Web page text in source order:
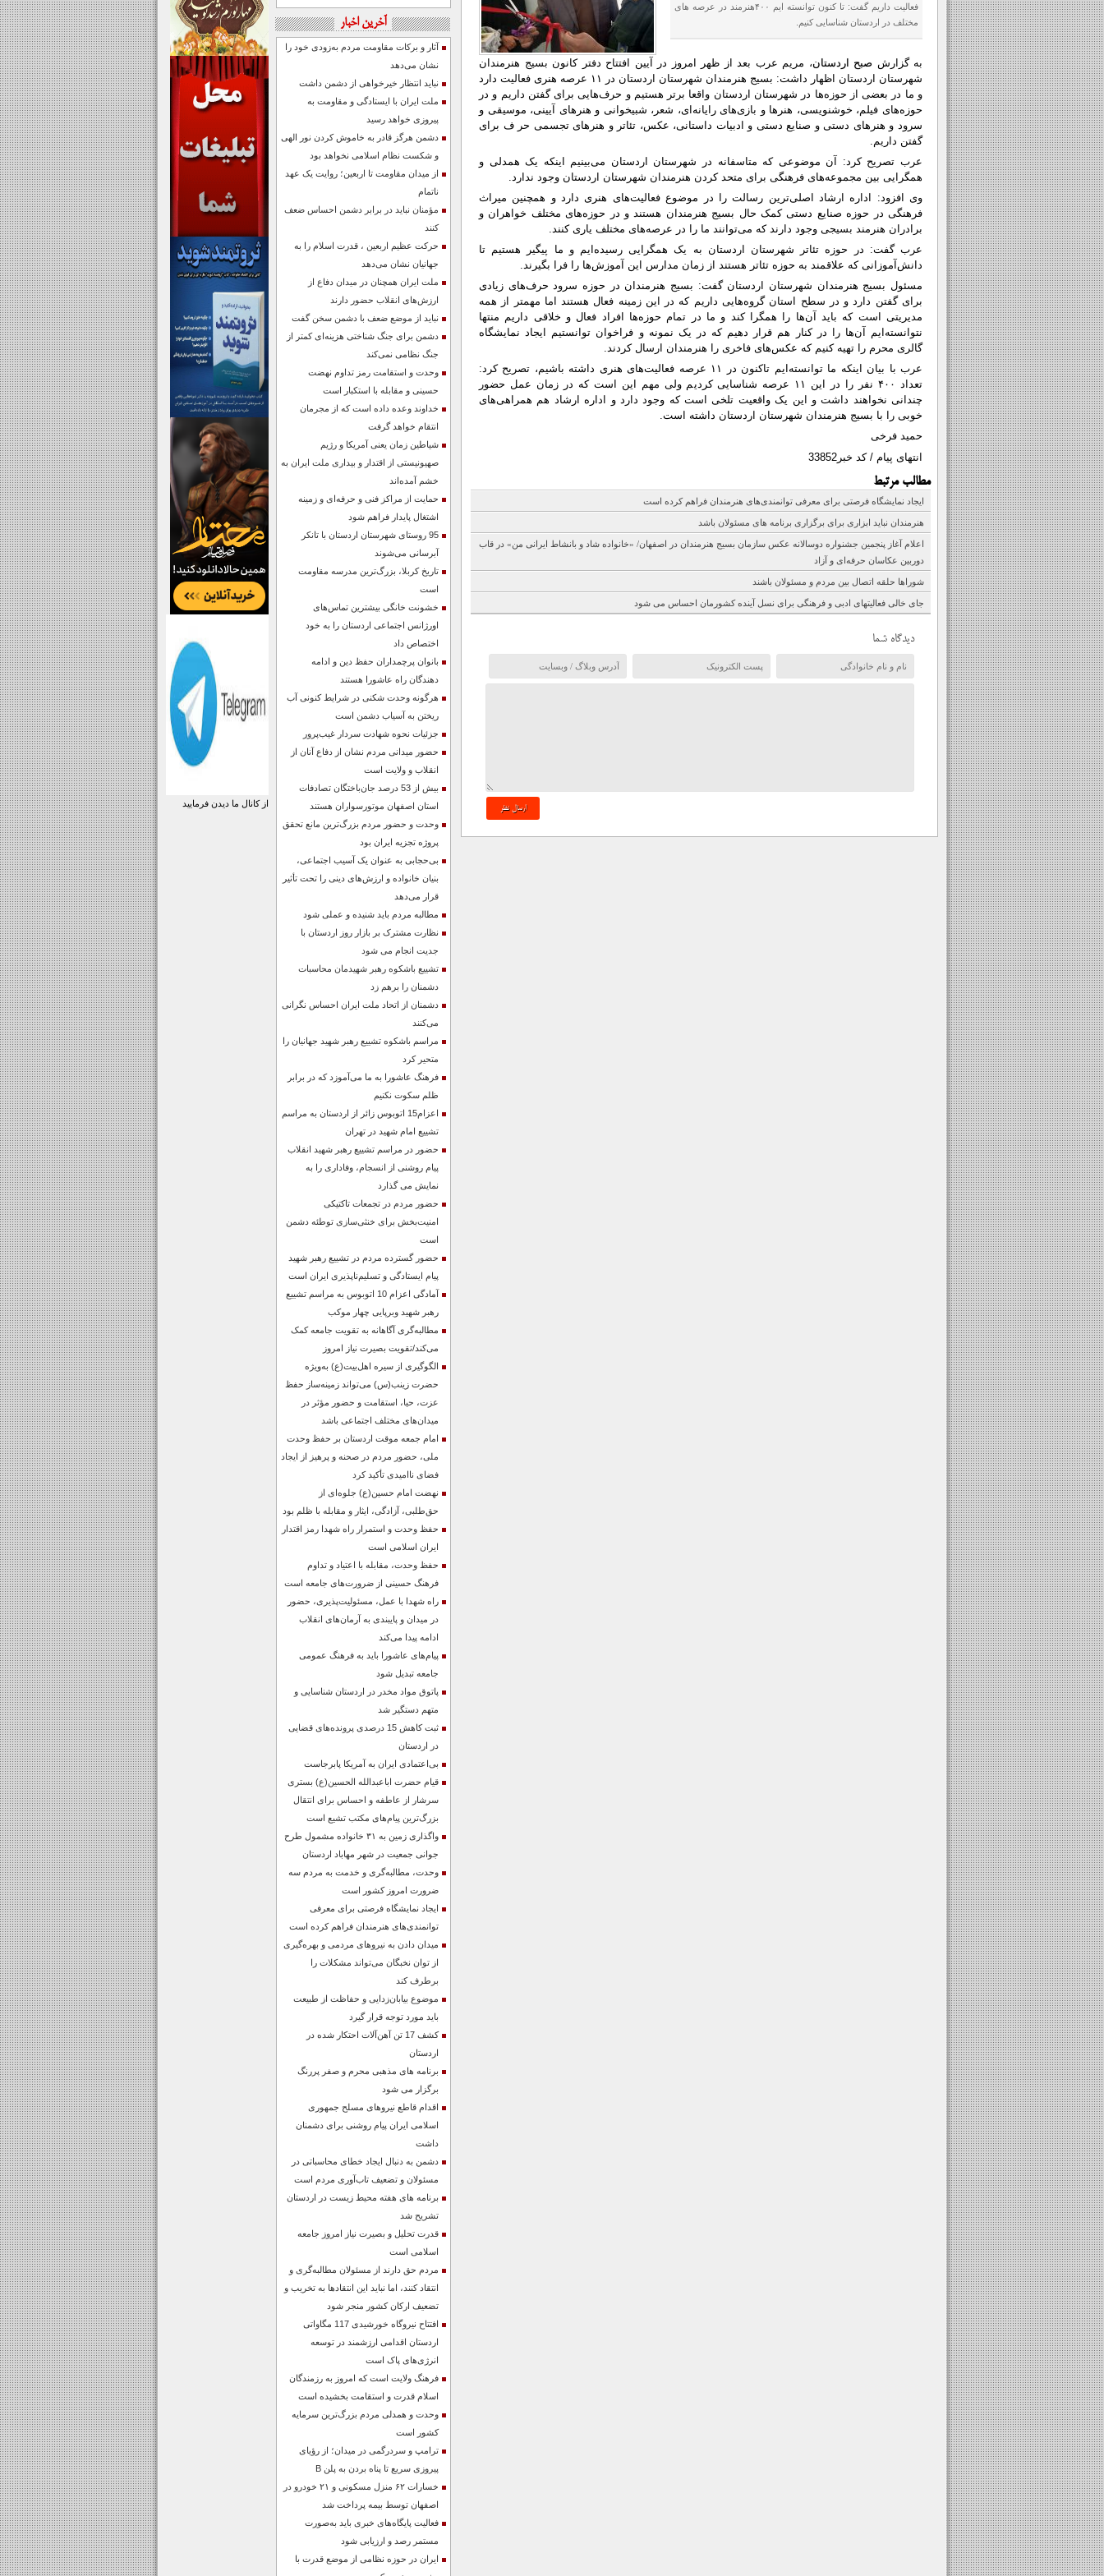
فعالیت داریم گفت: تا کنون توانسته ایم ۴۰۰هنرمند در عرصه های
مختلف در اردستان شناسایی کنیم.
به گزارش صبح اردستان، مریم عرب بعد از ظهر امروز در آیین افتتاح دفتر کانون بسیج هنرمندان
شهرستان اردستان اظهار داشت: بسیج هنرمندان شهرستان اردستان در ۱۱ عرصه هنری فعالیت دارد
و ما در بعضی از حوزه‌ها در شهرستان اردستان واقعا برتر هستیم و حرف‌هایی برای گفتن داریم و در
حوزه‌های فیلم، خوشنویسی، هنرها و بازی‌های رایانه‌ای، شعر، شبیخوانی و هنرهای آیینی، موسیقی و
سرود و هنرهای دستی و صنایع دستی و ادبیات داستانی، عکس، تئاتر و هنرهای تجسمی حر ف برای
گفتن داریم.
عرب تصریح کرد: آن موضوعی که متاسفانه در شهرستان اردستان می‌بینیم اینکه یک همدلی و
همگرایی بین مجموعه‌های فرهنگی برای متحد کردن هنرمندان شهرستان اردستان وجود ندارد.
وی افزود: اداره ارشاد اصلی‌ترین رسالت را در موضوع فعالیت‌های هنری دارد و همچنین میراث
فرهنگی در حوزه صنایع دستی کمک حال بسیج هنرمندان هستند و در حوزه‌های مختلف خواهران و
برادران هنرمند بسیجی وجود دارند که می‌توانند ما را در عرصه‌های مختلف یاری کنند.
عرب گفت: در حوزه تئاتر شهرستان اردستان به یک همگرایی رسیده‌ایم و ما پیگیر هستیم تا
دانش‌آموزانی که علاقمند به حوزه تئاتر هستند از زمان مدارس این آموزش‌ها را فرا بگیرند.
مسئول بسیج هنرمندان شهرستان اردستان گفت: بسیج هنرمندان در حوزه سرود حرف‌های زیادی
برای گفتن دارد و در سطح استان گروه‌هایی داریم که در این زمینه فعال هستند اما مهمتر از همه
مدیریتی است که باید آن‌ها را همگرا کند و ما در تمام حوزه‌ها افراد فعال و خلاقی داریم منتها
نتوانسته‌ایم آن‌ها را در کنار هم قرار دهیم که در یک نمونه و فراخوان توانستیم ایجاد نمایشگاه
گالری محرم را تهیه کنیم که عکس‌های فاخری را هنرمندان ارسال کردند.
عرب با بیان اینکه ما توانسته‌ایم تاکنون در ۱۱ عرصه فعالیت‌های هنری داشته باشیم، تصریح کرد:
تعداد ۴۰۰ نفر را در این ۱۱ عرصه شناسایی کردیم ولی مهم این است که در زمان عمل حضور
چندانی نخواهند داشت و این یک واقعیت تلخی است که وجود دارد و اداره ارشاد هم همراهی‌های
خوبی را با بسیج هنرمندان شهرستان اردستان داشته است.
حمید فرخی
انتهای پیام / کد خبر33852
مطالب مرتبط
ایجاد نمایشگاه فرصتی برای معرفی توانمندی‌های هنرمندان فراهم کرده است
هنرمندان نباید ابزاری برای برگزاری برنامه های مسئولان باشد
اعلام آغاز پنجمین جشنواره دوسالانه عکس سازمان بسیج هنرمندان در اصفهان/ «خانواده شاد و بانشاط ایرانی من» در قاب
دوربین عکاسان حرفه‌ای و آزاد
شوراها حلقه اتصال بین مردم و مسئولان باشند
جای خالی فعالیتهای ادبی و فرهنگی برای نسل آینده کشورمان احساس می شود
دیدگاه شما
آخرین اخبار
آثار و برکات مقاومت مردم به‌زودی خود را
نشان می‌دهد
نباید انتظار خیرخواهی از دشمن داشت
ملت ایران با ایستادگی و مقاومت به
پیروزی خواهد رسید
دشمن هرگز قادر به خاموش کردن نور الهی
و شکست نظام اسلامی نخواهد بود
از میدان مقاومت تا اربعین؛ روایت یک عهد
ناتمام
مؤمنان نباید در برابر دشمن احساس ضعف
کنند
حرکت عظیم اربعین ، قدرت اسلام را به
جهانیان نشان می‌دهد
ملت ایران همچنان در میدان دفاع از
ارزش‌های انقلاب حضور دارند
نباید از موضع ضعف با دشمن سخن گفت
دشمن برای جنگ شناختی هزینه‌ای کمتر از
جنگ نظامی نمی‌کند
وحدت و استقامت رمز تداوم نهضت
حسینی و مقابله با استکبار است
خداوند وعده داده است که از مجرمان
انتقام خواهد گرفت
شیاطین زمان یعنی آمریکا و رژیم
صهیونیستی از اقتدار و بیداری ملت ایران به
خشم آمده‌اند
حمایت از مراکز فنی و حرفه‌ای و زمینه
اشتغال پایدار فراهم شود
95 روستای شهرستان اردستان با تانکر
آبرسانی می‌شوند
تاریخ کربلا، بزرگ‌ترین مدرسه مقاومت
است
خشونت خانگی بیشترین تماس‌های
اورژانس اجتماعی اردستان را به خود
اختصاص داد
بانوان پرچمداران حفظ دین و ادامه
دهندگان راه عاشورا هستند
هرگونه وحدت شکنی در شرایط کنونی آب
ریختن به آسیاب دشمن است
جزئیات نحوه شهادت سردار غیب‌پرور
حضور میدانی مردم نشان از دفاع آنان از
انقلاب و ولایت است
بیش از 53 درصد جان‌باختگان تصادفات
استان اصفهان موتورسواران هستند
وحدت و حضور مردم بزرگ‌ترین مانع تحقق
پروژه تجزیه ایران بود
بی‌حجابی به عنوان یک آسیب اجتماعی،
بنیان خانواده و ارزش‌های دینی را تحت تأثیر
قرار می‌دهد
مطالبه مردم باید شنیده و عملی شود
نظارت مشترک بر بازار روز اردستان با
جدیت انجام می شود
تشییع باشکوه رهبر شهیدمان محاسبات
دشمنان را برهم زد
دشمنان از اتحاد ملت ایران احساس نگرانی
می‌کنند
مراسم باشکوه تشییع رهبر شهید جهانیان را
متحیر کرد
فرهنگ عاشورا به ما می‌آموزد که در برابر
ظلم سکوت نکنیم
اعزام15 اتوبوس زائر از اردستان به مراسم
تشییع امام شهید در تهران
حضور در مراسم تشییع رهبر شهید انقلاب
پیام روشنی از انسجام، وفاداری را به
نمایش می گذارد
حضور مردم در تجمعات تاکتیکی
امنیت‌بخش برای خنثی‌سازی توطئه دشمن
است
حضور گسترده مردم در تشییع رهبر شهید
پیام ایستادگی و تسلیم‌ناپذیری ایران است
آمادگی اعزام 10 اتوبوس به مراسم تشییع
رهبر شهید وبرپایی چهار موکب
مطالبه‌گری آگاهانه به تقویت جامعه کمک
می‌کند/تقویت بصیرت نیاز امروز
الگوگیری از سیره اهل‌بیت(ع) به‌ویژه
حضرت زینب(س) می‌تواند زمینه‌ساز حفظ
عزت، حیا، استقامت و حضور مؤثر در
میدان‌های مختلف اجتماعی باشد
امام جمعه موقت اردستان بر حفظ وحدت
ملی، حضور مردم در صحنه و پرهیز از ایجاد
فضای ناامیدی تأکید کرد
نهضت امام حسین(ع) جلوه‌ای از
حق‌طلبی، آزادگی، ایثار و مقابله با ظلم بود
حفظ وحدت و استمرار راه شهدا رمز اقتدار
ایران اسلامی است
حفظ وحدت، مقابله با اعتیاد و تداوم
فرهنگ حسینی از ضرورت‌های جامعه است
راه شهدا با عمل، مسئولیت‌پذیری، حضور
در میدان و پایبندی به آرمان‌های انقلاب
ادامه پیدا می‌کند
پیام‌های عاشورا باید به فرهنگ عمومی
جامعه تبدیل شود
پاتوق مواد مخدر در اردستان شناسایی و
متهم دستگیر شد
ثبت کاهش 15 درصدی پرونده‌های قضایی
در اردستان
بی‌اعتمادی ایران به آمریکا پابرجاست
قیام حضرت اباعبدالله الحسین(ع) بستری
سرشار از عاطفه و احساس برای انتقال
بزرگ‌ترین پیام‌های مکتب تشیع است
واگذاری زمین به ۳۱ خانواده مشمول طرح
جوانی جمعیت در شهر مهاباد اردستان
وحدت، مطالبه‌گری و خدمت به مردم سه
ضرورت امروز کشور است
ایجاد نمایشگاه فرصتی برای معرفی
توانمندی‌های هنرمندان فراهم کرده است
میدان دادن به نیروهای مردمی و بهره‌گیری
از توان نخبگان می‌تواند مشکلات را
برطرف کند
موضوع بیابان‌زدایی و حفاظت از طبیعت
باید مورد توجه قرار گیرد
کشف 17 تن آهن‌آلات احتکار شده در
اردستان
برنامه های مذهبی محرم و صفر پررنگ
برگزار می شود
اقدام قاطع نیروهای مسلح جمهوری
اسلامی ایران پیام روشنی برای دشمنان
داشت
دشمن به دنبال ایجاد خطای محاسباتی در
مسئولان و تضعیف تاب‌آوری مردم است
برنامه های هفته محیط زیست در اردستان
تشریح شد
قدرت تحلیل و بصیرت نیاز امروز جامعه
اسلامی است
مردم حق دارند از مسئولان مطالبه‌گری و
انتقاد کنند، اما نباید این انتقادها به تخریب و
تضعیف ارکان کشور منجر شود
افتتاح نیروگاه خورشیدی 117 مگاواتی
اردستان اقدامی ارزشمند در توسعه
انرژی‌های پاک است
فرهنگ ولایت است که امروز به رزمندگان
اسلام قدرت و استقامت بخشیده است
وحدت و همدلی مردم بزرگ‌ترین سرمایه
کشور است
ترامپ و سردرگمی در میدان؛ از رؤیای
پیروزی سریع تا پناه بردن به پلن B
خسارات ۶۲ منزل مسکونی و ۲۱ خودرو در
اصفهان توسط بیمه پرداخت شد
فعالیت پایگاه‌های خبری باید به‌صورت
مستمر رصد و ارزیابی شود
ایران در حوزه نظامی از موضع قدرت با
از کانال ما دیدن فرمایید